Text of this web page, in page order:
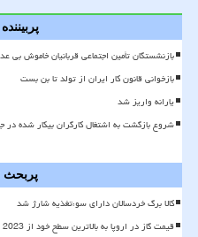
بازنشستگان تأمین اجتماعی قربانیان خاموش بی
بازخوانی قانون کار ایران از تولد تا بن بست
یارانه واریز شد
شروع بازگشت به اشتغال کارگران بیکار شده
پربحث
کالا برگ خردسالان دارای سوءتغذیه شارژ شد
قیمت گاز در اروپا به بالاترین سطح خود از 2023 رسید